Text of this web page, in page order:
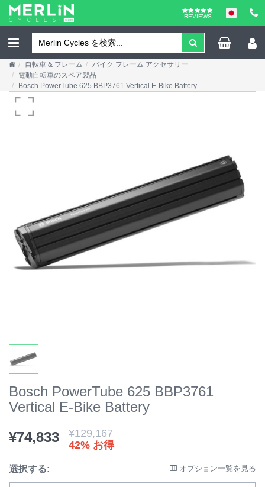
REVIEWS
自転車 & フレーム
バイク フレーム アクセサリー
電動自転車のスペア製品
Bosch PowerTube 625 BBP3761 Vertical E-Bike Battery
Bosch PowerTube 625 BBP3761
Vertical E-Bike Battery
¥74,833 ¥129,167
42% お得
選択する: オプション一覧を見る